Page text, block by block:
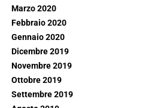
Marzo 2020
Febbraio 2020
Gennaio 2020
Dicembre 2019
Novembre 2019
Ottobre 2019
Settembre 2019